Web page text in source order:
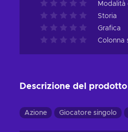
Modalità
Storia
Grafica
Colonna
Descrizione del prodotto
Azione Giocatore singolo